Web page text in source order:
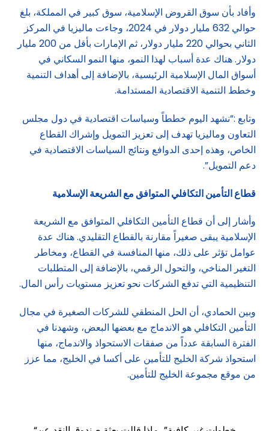
وأفاد بأن سوق القروض الإسلامية، سوق كبير في المملكة، بلغ
حوالي 632 مليار دولار في 2024، وجاءت ماليزيا في المركز
الثاني بحوالي 220 مليار دولار، ثم الإمارات بأقل من 200 مليار
دولار. هناك عدة أسباب لهذا النمو، منها النمو السكاني في
أسواق المال الإسلامية الرئيسية، بالإضافة إلى أهداف التنمية
وخطط التنمية الاقتصادية المستدامة.
وتابع :”نشهد اليوم خططاً وسياسات اقتصادية في دول مجلس
التعاون وماليزيا تهدف إلى تعزيز التمويل وإشراك القطاع
الخاص، وهذه إحدى الدوافع ونتائج السياسات الاقتصادية في
دعم التمويل”.
قطاع التأمين التكافلي المتوافق مع الشريعة الإسلامية
وأشار إلى أن قطاع التأمين التكافلي المتوافق مع الشريعة
الإسلامية يبقى صغيراً مقارنة بالقطاع التقليدي. هناك عدة
عوامل تؤثر على ذلك، منها المنافسة في القطاع، ومخاطر
التغير المناخي، والتحول الرقمي، بالإضافة إلى المتطلبات
التنظيمية التي تدفع الشركات نحو تعزيز مستويات رأس المال.
وبين الحمادي، أن الحل المنطقي للشركات الصغيرة في مجال
التأمين التكافلي هو الاندماج مع بعضها البعض، وشهدنا في
الفترة السابقة عدداً من صفقات الاستحواذ والاندماج، منها
استحواذ شركة الخليج للتأمين على أكسا في الخليج، مما عزز
من موقع مجموعة الخليج للتأمين.